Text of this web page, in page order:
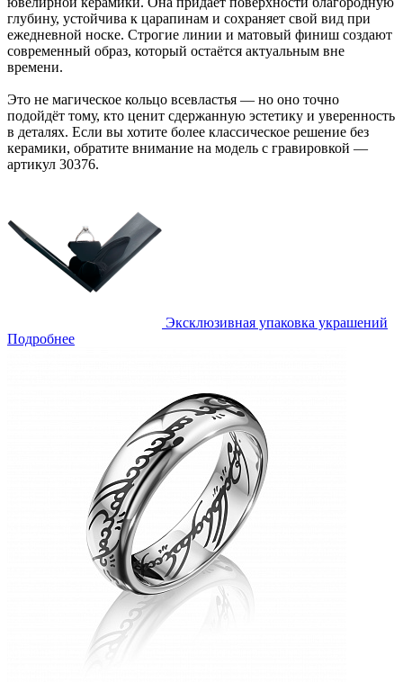
глубину, устойчива к царапинам и сохраняет свой вид при
ежедневной носке. Строгие линии и матовый финиш создают
современный образ, который остаётся актуальным вне
времени.
Это не магическое кольцо всевластья — но оно точно
подойдёт тому, кто ценит сдержанную эстетику и уверенность
в деталях. Если вы хотите более классическое решение без
керамики, обратите внимание на модель с гравировкой —
артикул 30376.
Эксклюзивная упаковка украшений
Подробнее